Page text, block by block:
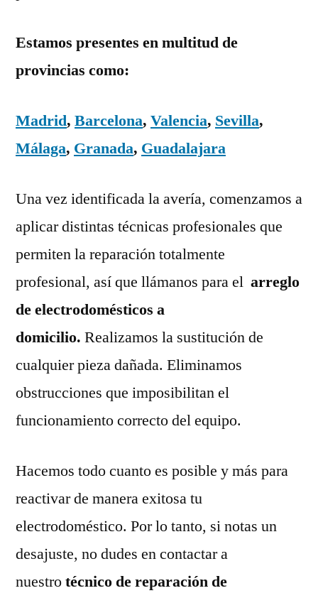
Estamos presentes en multitud de
provincias como:
Madrid, Barcelona, Valencia, Sevilla,
Málaga, Granada, Guadalajara
Una vez identificada la avería, comenzamos a
aplicar distintas técnicas profesionales que
permiten la reparación totalmente
profesional, así que llámanos para el arreglo
de electrodomésticos a
domicilio. Realizamos la sustitución de
cualquier pieza dañada. Eliminamos
obstrucciones que imposibilitan el
funcionamiento correcto del equipo.
Hacemos todo cuanto es posible y más para
reactivar de manera exitosa tu
electrodoméstico. Por lo tanto, si notas un
desajuste, no dudes en contactar a
nuestrotécnico de reparación de